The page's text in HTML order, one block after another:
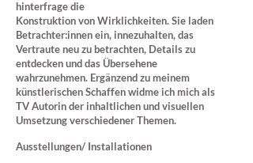
hinterfrage die
Konstruktion von Wirklichkeiten. Sie laden
Betrachter:innen ein, innezuhalten, das
Vertraute neu zu betrachten, Details zu
entdecken und das Übersehene
wahrzunehmen. Ergänzend zu meinem
künstlerischen Schaffen widme ich mich als
TV Autorin der inhaltlichen und visuellen
Umsetzung verschiedener Themen.
Ausstellungen/ Installationen